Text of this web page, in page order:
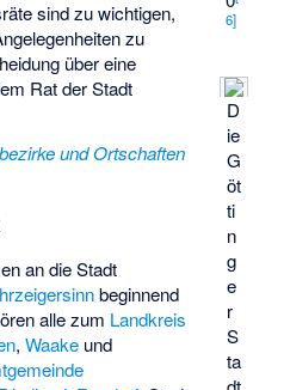
6]
D
ie
G
öt
ti
n
g
e
r
S
ta
sind zu wichtigen,
zu
über eine
Rat der Stadt
und Ortschaften
an die Stadt
beginnend
alle zum Landkreis
,Waake und